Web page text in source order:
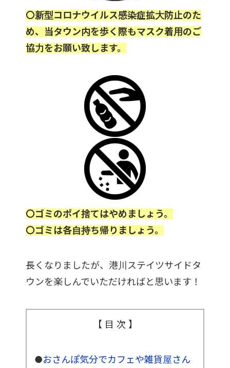
〇新型コロナウイルス感染症拡大防止のた
め、当タウン内を歩く際もマスク着用のご
協力をお願い致します。
〇ゴミのポイ捨てはやめましょう。
〇ゴミは各自持ち帰りましょう。
長くなりましたが、港川ステイツサイドタ
ウンを楽しんでいただければと思います！
【 目 次 】
●おさんぽ気分でカフェや雑貨屋さん